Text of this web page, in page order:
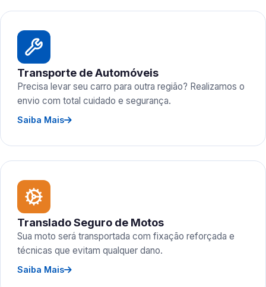
Transporte de Automóveis
Precisa levar seu carro para outra região? Realizamos o
envio com total cuidado e segurança.
Saiba Mais
Translado Seguro de Motos
Sua moto será transportada com fixação reforçada e
técnicas que evitam qualquer dano.
Saiba Mais